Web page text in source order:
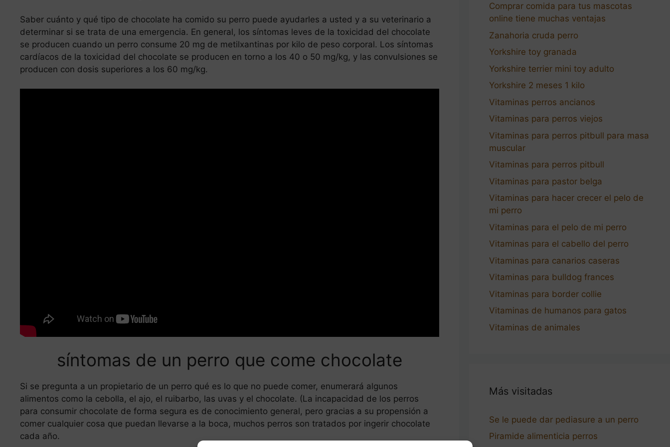
Saber cuánto y qué tipo de chocolate ha comido su perro puede ayudarles a usted y a su veterinario a
determinar si se trata de una emergencia. En general, los síntomas leves de la toxicidad del chocolate
se producen cuando un perro consume 20 mg de metilxantinas por kilo de peso corporal. Los síntomas
cardíacos de la toxicidad del chocolate se producen en torno a los 40 o 50 mg/kg, y las convulsiones se
producen con dosis superiores a los 60 mg/kg.
síntomas de un perro que come chocolate
Si se pregunta a un propietario de un perro qué es lo que no puede comer, enumerará algunos
alimentos como la cebolla, el ajo, el ruibarbo, las uvas y el chocolate. (La incapacidad de los perros
para consumir chocolate de forma segura es de conocimiento general, pero gracias a su propensión a
comer cualquier cosa que puedan llevarse a la boca, muchos perros son tratados por ingerir chocolate
cada año.
Comprar comida para tus mascotas
online tiene muchas ventajas
Zanahoria cruda perro
Yorkshire toy granada
Yorkshire terrier mini toy adulto
Yorkshire 2 meses 1 kilo
Vitaminas perros ancianos
Vitaminas para perros viejos
Vitaminas para perros pitbull para masa
muscular
Vitaminas para perros pitbull
Vitaminas para pastor belga
Vitaminas para hacer crecer el pelo de
mi perro
Vitaminas para el pelo de mi perro
Vitaminas para el cabello del perro
Vitaminas para canarios caseras
Vitaminas para bulldog frances
Vitaminas para border collie
Vitaminas de humanos para gatos
Vitaminas de animales
Más visitadas
Se le puede dar pediasure a un perro
Piramide alimenticia perros